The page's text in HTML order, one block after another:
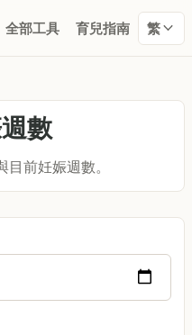
全部工具 育兒指南 繁
數
前妊娠週數。